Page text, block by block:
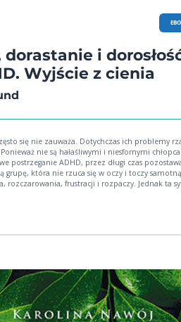
i
Wyjście z cienia
się nie zauważa. Dotychczas ich problemy
nie są hałaśliwymi i niesfornymi
postrzeganie ADHD, przez długi czas
grupę, która nie rzuca się w oczy i toczy samotną
rozczarowania, frustracji i rozpaczy. Jednak ta
sądzi, że może mieć ADHD, przeczytała tę
lepszego świata dla osób neuroatypowych -
stanami. Fundacja kreuje przestrzeń, w której
potencjał. Każdego roku wystawia ponad tysiąc
we własnych przedszkolach i szkołach,
Poprawia również sytuację osób